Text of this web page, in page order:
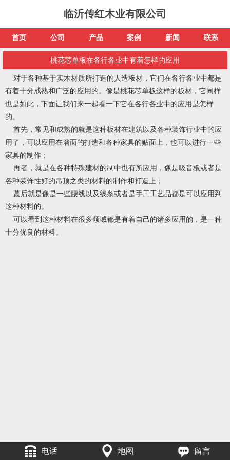
临沂传红木业有限公司
首页 公司 产品 案例 新闻 联系
桃花芯单板在各行各业中有着怎样的应用
对于各种基于实木材质所打造的人造板材，它们在各行各业中都是
有着十分成熟和广泛的应用的。像是桃花芯单板这样的板材，它同样
也是如此，下面让我们来一起看一下它在各行各业中的应用是怎样
的。
首先，常见和成熟的就是这种板材在建筑以及各种装饰行业中的应
用了，可以应用在墙面的打造和各种家具的贴面上，也可以进行一些
家具的制作；
再者，就是在各种特殊建材的制中也有所应用，像是吸音板或者是
各种装饰性好的吊顶之类的材料的制作和打造上；
蕞后就是像是一些腰线以及线条或者是手工工艺品都是可以应用到
这种材料的。
可以看到这种材料在很多领域都是有着自己的诸多应用的，是一种
十分优良的材料。
电话 地图 留言